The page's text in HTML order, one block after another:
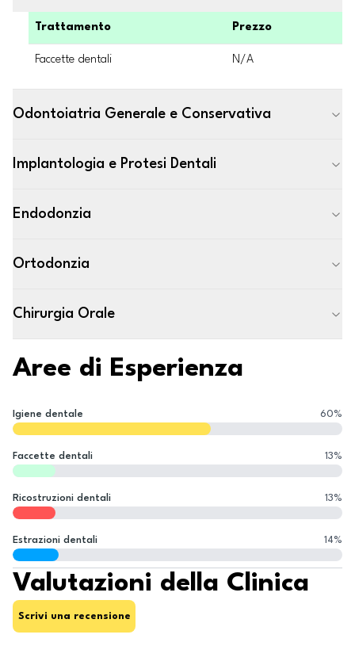
Trattamento Prezzo
Faccette dentali N/A
Odontoiatria Generale e Conservativa
Implantologia e Protesi Dentali
Endodonzia
Ortodonzia
Chirurgia Orale
Aree di Esperienza
Igiene dentale 60%
Faccette dentali 13%
Ricostruzioni dentali 13%
Estrazioni dentali 14%
Valutazioni della Clinica
Scrivi una recensione